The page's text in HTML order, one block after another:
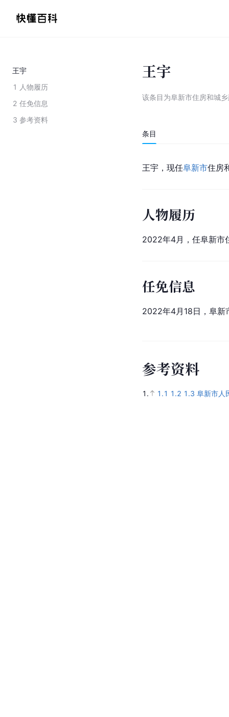
王宇
1 人物履历
2 任免信息
3 参考资料
王宇
该条目为阜新市住房和城
条目
王宇，现任阜新市住房
人物履历
2022年4月，任阜新市
任免信息
2022年4月18日，阜新
参考资料
1. 1.1 1.2 1.3 阜新市人